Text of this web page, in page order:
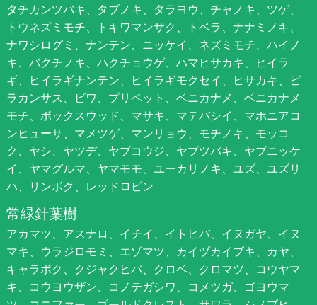
タチカンツバキ、タブノキ、タラヨウ、チャノキ、ツゲ、
トウネズミモチ、トキワマンサク、トベラ、ナナミノキ、
ナワシログミ、ナンテン、ニッケイ、ネズミモチ、ハイノ
キ、バクチノキ、ハクチョウゲ、ハマヒサカキ、ヒイラ
ギ、ヒイラギナンテン、ヒイラギモクセイ、ヒサカキ、ピ
ラカンサス、ビワ、プリペット、ベニカナメ、ベニカナメ
モチ、ボックスウッド、マサキ、マテバシイ、マホニアコ
ンヒューサ、マメツゲ、マンリョウ、モチノキ、モッコ
ク、ヤシ、ヤツデ、ヤブコウジ、ヤブツバキ、ヤブニッケ
イ、ヤマグルマ、ヤマモモ、ユーカリノキ、ユズ、ユズリ
ハ、リンボク、レッドロビン
常緑針葉樹
アカマツ、アスナロ、イチイ、イトヒバ、イヌガヤ、イヌ
マキ、ウラジロモミ、エゾマツ、カイヅカイブキ、カヤ、
キャラボク、クジャクヒバ、クロベ、クロマツ、コウヤマ
キ、コウヨウザン、コノテガシワ、コメツガ、ゴヨウマ